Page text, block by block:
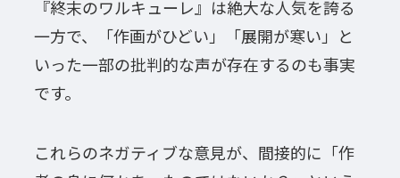
『終末のワルキューレ』は絶大な人気を誇る
一方で、「作画がひどい」「展開が寒い」と
いった一部の批判的な声が存在するのも事実
です。
これらのネガティブな意見が、間接的に「作